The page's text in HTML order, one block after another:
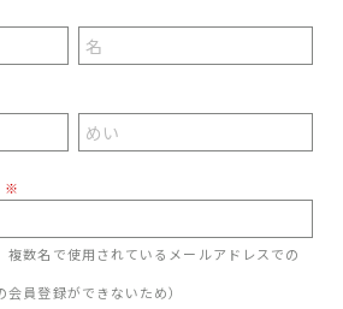
※
複数名で使用されているメールアドレスでの
会員登録ができないため）